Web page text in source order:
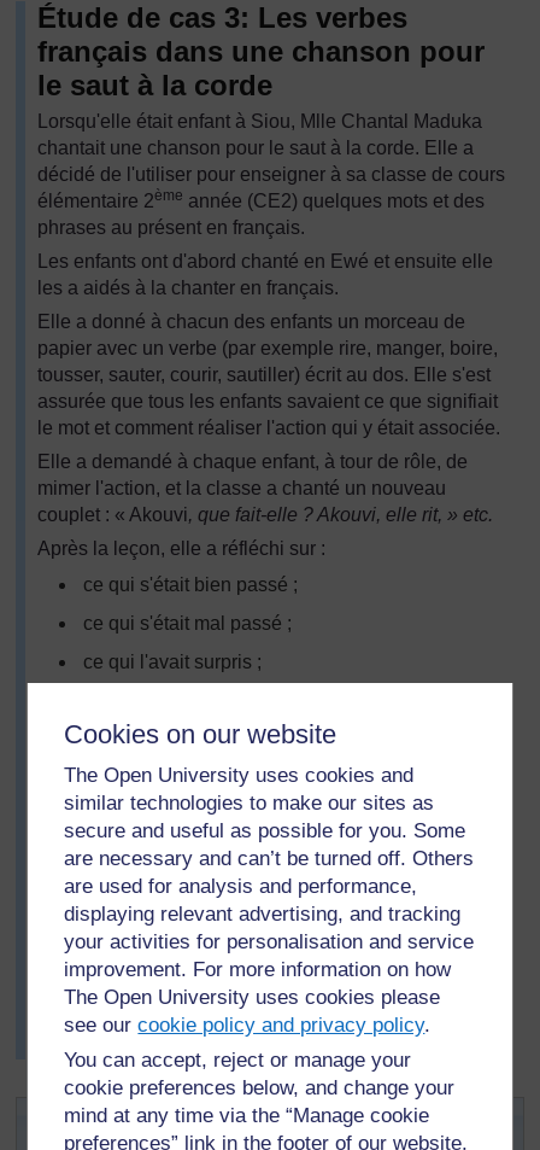
Cookies on our website
The Open University uses cookies and
similar technologies to make our sites as
secure and useful as possible for you. Some
are necessary and can’t be turned off. Others
are used for analysis and performance,
displaying relevant advertising, and tracking
your activities for personalisation and service
improvement. For more information on how
The Open University uses cookies please
see ourcookie policy and privacy policy.
You can accept, reject or manage your
cookie preferences below, and change your
mind at any time via the “Manage cookie
preferences” link in the footer of our website.
Étude de cas 3: Les verbes
français dans une chanson pour
le saut à la corde
Lorsqu'elle était enfant à Siou, Mlle Chantal Maduka
chantait une chanson pour le saut à la corde. Elle a
décidé de l'utiliser pour enseigner à sa classe de cours
élémentaire 2ème année (CE2) quelques mots et des
phrases au présent en français.
Les enfants ont d'abord chanté en Ewé et ensuite elle
les a aidés à la chanter en français.
Elle a donné à chacun des enfants un morceau de
papier avec un verbe (par exemple rire, manger, boire,
tousser, sauter, courir, sautiller) écrit au dos. Elle s'est
assurée que tous les enfants savaient ce que signifiait
le mot et comment réaliser l'action qui y était associée.
Elle a demandé à chaque enfant, à tour de rôle, de
mimer l'action, et la classe a chanté un nouveau
couplet : « Akouvi, que fait-elle ? Akouvi, elle rit, » etc.
Après la leçon, elle a réfléchi sur :
ce qui s'était bien passé ;
ce qui s'était mal passé ;
ce qui l'avait surpris ;
leçon.
Elle a été surprise par le temps que les enfants ont mis
à apprendre le couplet en français, mais également par
le fait qu'ils ont réellement aimé le faire. Elle a décidé
de consacrer plus de temps à cette activité, mais de
présenter moins de nouveaux mots à la fois.
La semaine suivante, elle a utilisé une version
française d'une autre chanson pour le saut à la corde,
avec des couplets composés de différents types de
nourriture.
(voir la Ressource 4 : Chanson de saut à la corde
Activité clé : Chanson, chant ou